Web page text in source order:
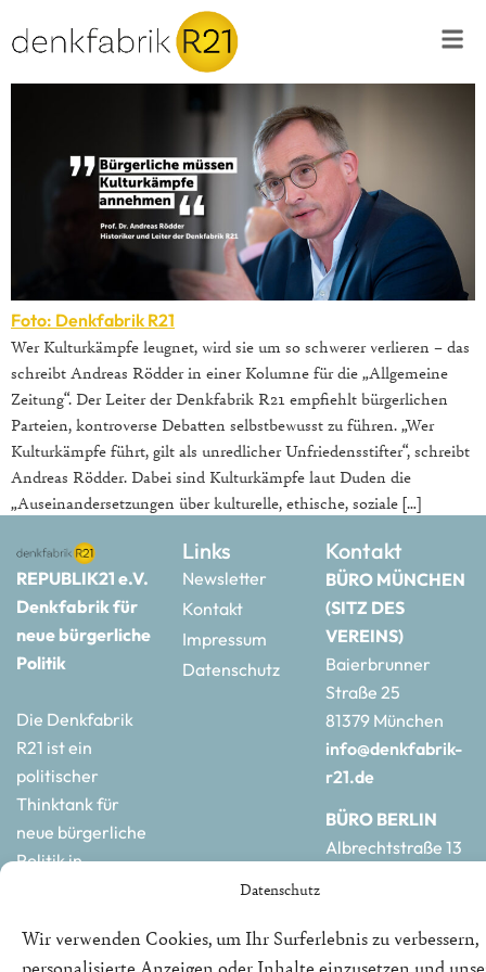
Datenschutz
Wir verwenden Cookies, um Ihr Surferlebnis zu verbessern,
Foto: Denkfabrik R21
Wer Kulturkämpfe leugnet, wird sie um so schwerer verlieren – das
schreibt Andreas Rödder in einer Kolumne für die „Allgemeine
Zeitung“. Der Leiter der Denkfabrik R21 empfiehlt bürgerlichen
Parteien, kontroverse Debatten selbstbewusst zu führen. „Wer
Kulturkämpfe führt, gilt als unredlicher Unfriedensstifter“, schreibt
Andreas Rödder. Dabei sind Kulturkämpfe laut Duden die
„Auseinandersetzungen über kulturelle, ethische, soziale […]
REPUBLIK21 e.V.
Denkfabrik für
neue bürgerliche
Politik
Die Denkfabrik
R21 ist ein
politischer
Thinktank für
neue bürgerliche
Politik in
Links
Newsletter
Kontakt
Impressum
Datenschutz
Kontakt
BÜRO MÜNCHEN
(SITZ DES
VEREINS)
Baierbrunner
Straße 25
81379 München
info@denkfabrik-
r21.de
BÜRO BERLIN
Albrechtstraße 13
r21.de